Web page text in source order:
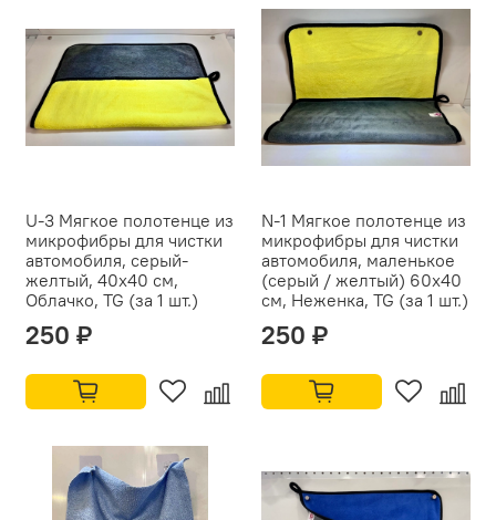
U-3 Мягкое полотенце из
микрофибры для чистки
автомобиля, серый-
желтый, 40x40 см,
Облачко, TG (за 1 шт.)
250 ₽
N-1 Мягкое полотенце из
микрофибры для чистки
автомобиля, маленькое
(серый / желтый) 60x40
см, Неженка, TG (за 1 шт.)
250 ₽